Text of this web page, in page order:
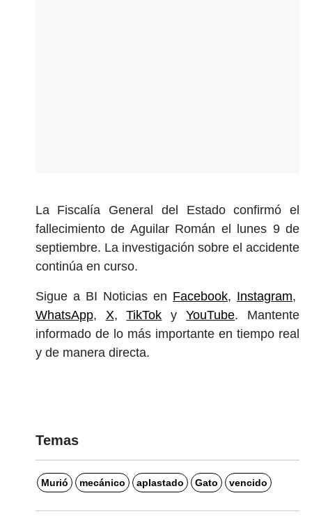
La Fiscalía General del Estado confirmó el
fallecimiento de Aguilar Román el lunes 9 de
septiembre. La investigación sobre el accidente
continúa en curso.
Sigue a BI Noticias en Facebook, Instagram,
WhatsApp, X,TikTok yYouTube. Mantente
informado de lo más importante en tiempo real
y de manera directa.
Temas
Murió mecánico aplastado Gato vencido